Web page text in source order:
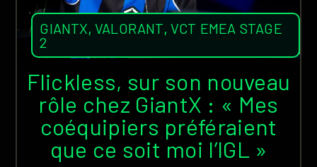
GIANTX, VALORANT,VCT EMEA STAGE
2
Flickless, sur son nouveau
rôle chez GiantX : « Mes
coéquipiers préféraient
que ce soit moi l’IGL »